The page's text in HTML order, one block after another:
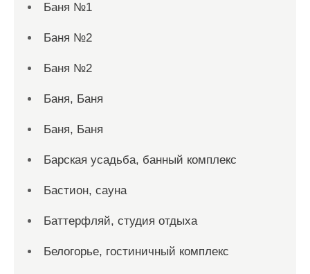
Баня №1
Баня №2
Баня №2
Баня, Баня
Баня, Баня
Барская усадьба, банный комплекс
Бастион, сауна
Баттерфляй, студия отдыха
Белогорье, гостиничный комплекс